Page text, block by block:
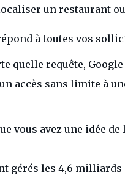
un restaurant
à toutes vos
quelle requête,
accès sans limite à
vous avez une idée
gérés les 4,6 milliards